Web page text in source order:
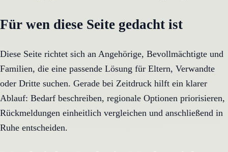
Für wen diese Seite gedacht ist
Diese Seite richtet sich an Angehörige, Bevollmächtigte und
Familien, die eine passende Lösung für Eltern, Verwandte
oder Dritte suchen. Gerade bei Zeitdruck hilft ein klarer
Ablauf: Bedarf beschreiben, regionale Optionen priorisieren,
Rückmeldungen einheitlich vergleichen und anschließend in
Ruhe entscheiden.